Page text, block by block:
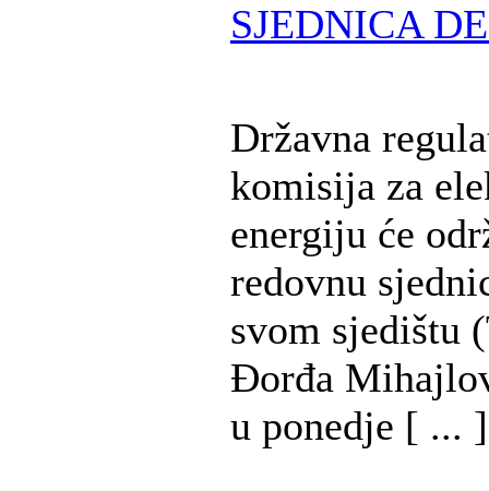
SJEDNICA
Državna
komisija za
energiju će
redovnu
svom sjedištu
Đorđa
u ponedje [ ... ]